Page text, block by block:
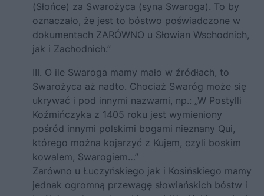
(Słońce) za Swarożyca (syna Swaroga). To by
oznaczało, że jest to bóstwo poświadczone w
dokumentach ZARÓWNO u Słowian Wschodnich,
jak i Zachodnich.”
III. O ile Swaroga mamy mało w źródłach, to
Swarożyca aż nadto. Chociaż Swaróg może się
ukrywać i pod innymi nazwami, np.: „W Postylli
Koźmińczyka z 1405 roku jest wymieniony
pośród innymi polskimi bogami nieznany Qui,
którego można kojarzyć z Kujem, czyli boskim
kowalem, Swarogiem…”
Zarówno u Łuczyńskiego jak i Kosińskiego mamy
jednak ogromną przewagę słowiańskich bóstw i